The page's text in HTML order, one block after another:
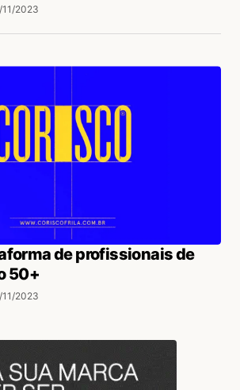
11/2023
de profissionais de
50+
11/2023